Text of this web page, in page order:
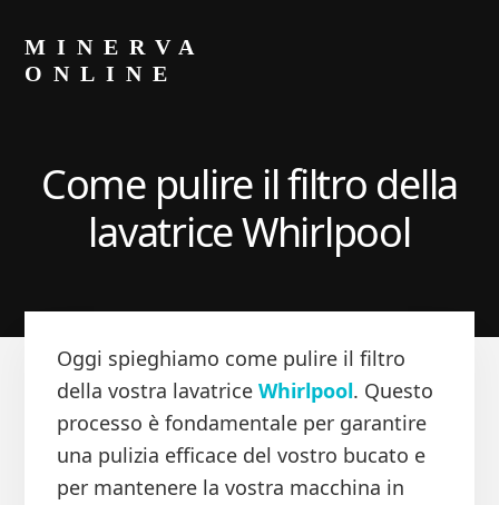
primary
sidebar
content
MINERVA
ONLINE
Minerva
Come pulire il filtro della
lavatrice Whirlpool
Oggi spieghiamo come pulire il filtro
della vostra lavatrice Whirlpool. Questo
processo è fondamentale per garantire
una pulizia efficace del vostro bucato e
per mantenere la vostra macchina in